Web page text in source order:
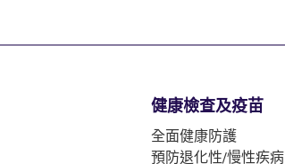
健康檢查及疫苗
全面健康防護
預防退化性/慢性疾病